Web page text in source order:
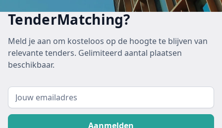
TenderMatching?
Meld je aan om kosteloos op de hoogte te blijven van
relevante tenders. Gelimiteerd aantal plaatsen
beschikbaar.